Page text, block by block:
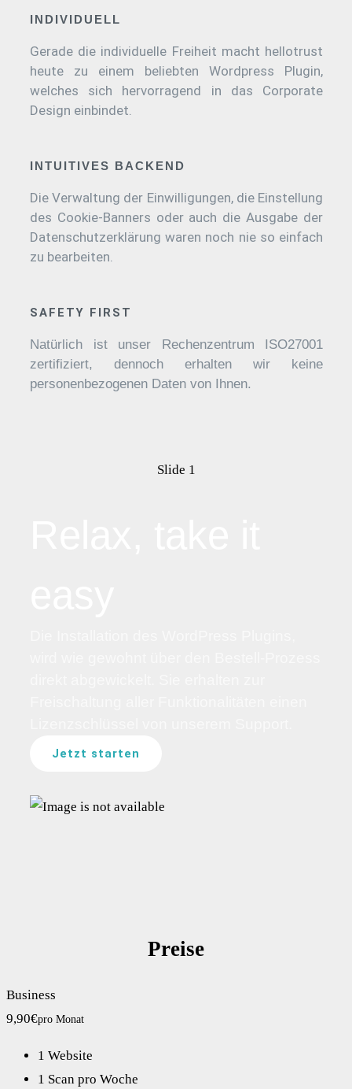
INDIVIDUELL
Gerade die individuelle Freiheit macht hellotrust
heute zu einem beliebten Wordpress Plugin,
welches sich hervorragend in das Corporate
Design einbindet.
INTUITIVES BACKEND
Die Verwaltung der Einwilligungen, die Einstellung
des Cookie-Banners oder auch die Ausgabe der
Datenschutzerklärung waren noch nie so einfach
zu bearbeiten.
SAFETY FIRST
Natürlich ist unser Rechenzentrum ISO27001
zertifiziert, dennoch erhalten wir keine
personenbezogenen Daten von Ihnen.
Slide 1
Jetzt starten
Preise
Business
9,90€pro Monat
1 Website
1 Scan pro Woche